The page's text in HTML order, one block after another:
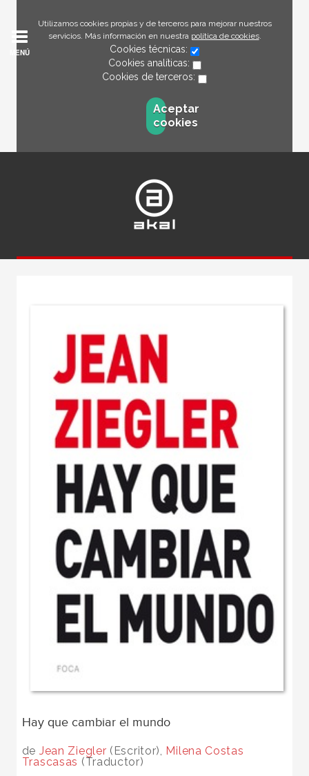
Utilizamos cookies propias y de terceros para mejorar nuestros
servicios. Más información en nuestra política de cookies.
Cookies técnicas:
Cookies analíticas:
Cookies de terceros:
Aceptar
cookies
MENÚ
Hay que cambiar el mundo
de Jean Ziegler (Escritor), Milena Costas
Trascasas (Traductor)